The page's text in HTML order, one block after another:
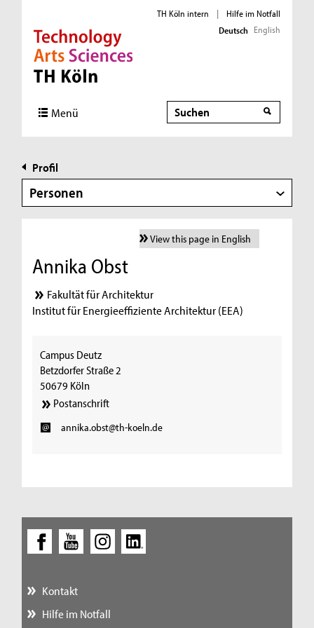
Direkt zur Hauptnavigation
Direkt zur Subnavigation
Direkt zum Inhalt
Direkt zum Fußbereich
TH Köln intern |
Hilfe im Notfall
Deutsch English
Menü Suche
Profil
Personen
View this page in English
Annika Obst
Fakultät für Architektur
Institut für Energieeffiziente Architektur (EEA)
Campus Deutz
Betzdorfer Straße 2
50679 Köln
Postanschrift
annika.obst@th-koeln.de
Kontakt
Hilfe im Notfall